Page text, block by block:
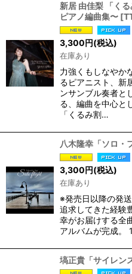
新居 由佳梨 「く
ピアノ編曲集〜 [
3,300円(税込)
在庫あり
力強くもしなやか
るピアニスト、新
ンサンブル奏者と
る、編曲を中心と
「くるみ割…
八木隆幸「ソロ・
3,300円(税込)
在庫あり
※発売日以降の発
追求してきた経験
幸がお届けする全
アルバムが完成
塙正貴「サイレン